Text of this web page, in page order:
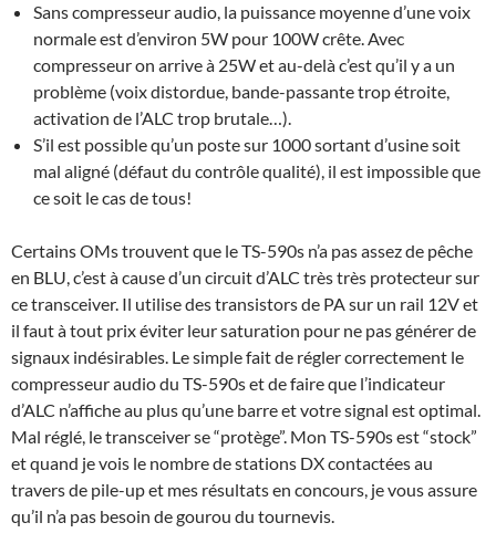
Sans compresseur audio, la puissance moyenne d’une voix
normale est d’environ 5W pour 100W crête. Avec
compresseur on arrive à 25W et au-delà c’est qu’il y a un
problème (voix distordue, bande-passante trop étroite,
activation de l’ALC trop brutale…).
S’il est possible qu’un poste sur 1000 sortant d’usine soit
mal aligné (défaut du contrôle qualité), il est impossible que
ce soit le cas de tous!
Certains OMs trouvent que le TS-590s n’a pas assez de pêche
en BLU, c’est à cause d’un circuit d’ALC très très protecteur sur
ce transceiver. Il utilise des transistors de PA sur un rail 12V et
il faut à tout prix éviter leur saturation pour ne pas générer de
signaux indésirables. Le simple fait de régler correctement le
compresseur audio du TS-590s et de faire que l’indicateur
d’ALC n’affiche au plus qu’une barre et votre signal est optimal.
Mal réglé, le transceiver se “protège”. Mon TS-590s est “stock”
et quand je vois le nombre de stations DX contactées au
travers de pile-up et mes résultats en concours, je vous assure
qu’il n’a pas besoin de gourou du tournevis.